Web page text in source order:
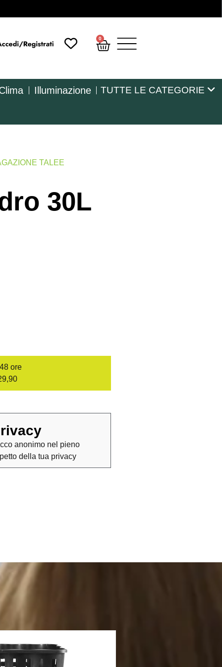
0
Illuminazione TUTTE LE CATEGORIE
TALEE
30L
ore
anonimo nel pieno
della tua privacy